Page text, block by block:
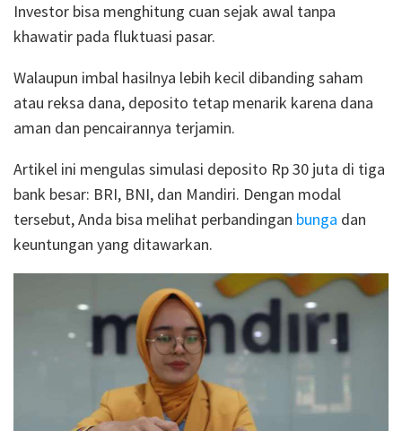
Investor bisa menghitung cuan sejak awal tanpa
khawatir pada fluktuasi pasar.
Walaupun imbal hasilnya lebih kecil dibanding saham
atau reksa dana, deposito tetap menarik karena dana
aman dan pencairannya terjamin.
Artikel ini mengulas simulasi deposito Rp 30 juta di tiga
bank besar: BRI, BNI, dan Mandiri. Dengan modal
tersebut, Anda bisa melihat perbandingan bunga dan
keuntungan yang ditawarkan.